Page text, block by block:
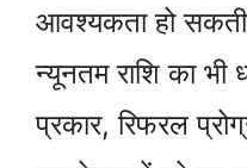
आवश्यकता हो सकती
न्यूनतम राशि का
प्रकार, रिफरल